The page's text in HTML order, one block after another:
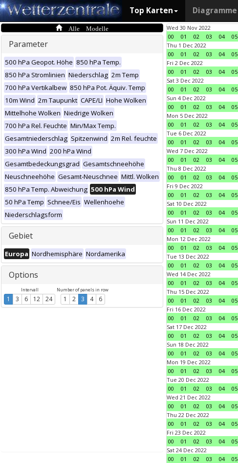
Top Karten Diagramme
Alle Modelle
Parameter
500 hPa Geopot. Höhe 850 hPa Temp.
850 hPa Stromlinien Niederschlag 2m Temp
700 hPa Vertikalbew 850 hPa Pot. Äquiv. Temp
10m Wind 2m Taupunkt CAPE/LI Hohe Wolken
Mittelhohe Wolken Niedrige Wolken
700 hPa Rel. Feuchte Min/Max Temp.
Gesamtniederschlag Spitzenwind 2m Rel. feuchte
300 hPa Wind 200 hPa Wind
Gesamtbedeckungsgrad Gesamtschneehöhe
Neuschneehöhe Gesamt-Neuschnee Mittl. Wolken
850 hPa Temp. Abweichung 500 hPa Wind
50 hPa Temp Schnee/Eis Wellenhoehe
Niederschlagsform
Gebiet
Europa Nordhemisphäre Nordamerika
Options
Intervall
1 3 6 12 24
Number of panels in row
1 2 3 4 6
Wed 30 Nov 2022
00
01 02 03 04 05
Thu 1 Dec 2022
00
01 02 03 04 05
Fri 2 Dec 2022
00
01 02 03 04 05
Sat 3 Dec 2022
00
01 02 03 04 05
Sun 4 Dec 2022
00
01 02 03 04 05
Mon 5 Dec 2022
00
01 02 03 04 05
Tue 6 Dec 2022
00
01 02 03 04 05
Wed 7 Dec 2022
00
01 02 03 04 05
Thu 8 Dec 2022
00
01 02 03 04 05
Fri 9 Dec 2022
00
01 02 03 04 05
Sat 10 Dec 2022
00
01 02 03 04 05
Sun 11 Dec 2022
00
01 02 03 04 05
Mon 12 Dec 2022
00
01 02 03 04 05
Tue 13 Dec 2022
00
01 02 03 04 05
Wed 14 Dec 2022
00
01 02 03 04 05
Thu 15 Dec 2022
00
01 02 03 04 05
Fri 16 Dec 2022
00
01 02 03 04 05
Sat 17 Dec 2022
00
01 02 03 04 05
Sun 18 Dec 2022
00
01 02 03 04 05
Mon 19 Dec 2022
00
01 02 03 04 05
Tue 20 Dec 2022
00
01 02 03 04 05
Wed 21 Dec 2022
00
01 02 03 04 05
Thu 22 Dec 2022
00
01 02 03 04 05
Fri 23 Dec 2022
00
01 02 03 04 05
Sat 24 Dec 2022
00
01 02 03 04 05